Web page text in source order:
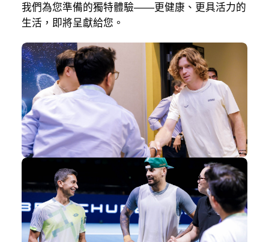
我們為您準備的獨特體驗——更健康、更具活力的
生活，即將呈獻給您。